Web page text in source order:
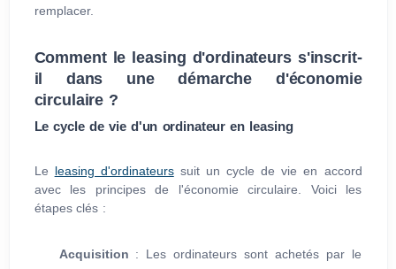
remplacer.
Comment le leasing d'ordinateurs s'inscrit-
il dans une démarche d'économie
circulaire ?
Le cycle de vie d'un ordinateur en leasing
Le leasing d'ordinateurssuit un cycle de vie en accord
avec les principes de l'économie circulaire. Voici les
étapes clés :
Acquisition : Les ordinateurs sont achetés par le